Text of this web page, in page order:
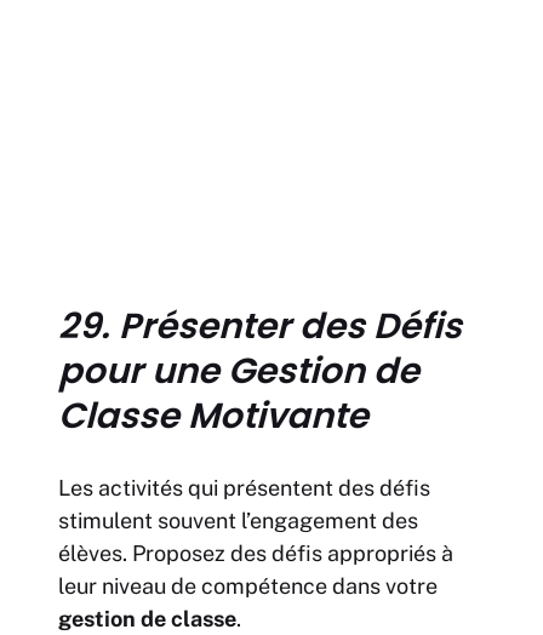
29. Présenter des Défis
pour une Gestion de
Classe Motivante
Les activités qui présentent des défis
stimulent souvent l’engagement des
élèves. Proposez des défis appropriés à
leur niveau de compétence dans votre
gestion de classe.